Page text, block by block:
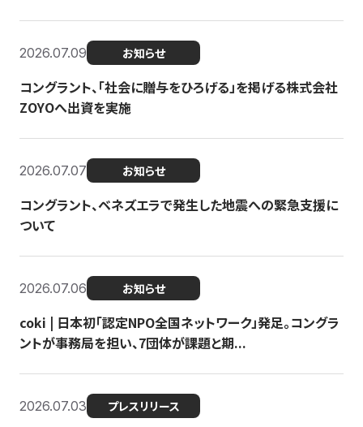
2026.07.09 お知らせ
コングラント、「社会に贈与をひろげる」を掲げる株式会社
ZOYOへ出資を実施
2026.07.07 お知らせ
コングラント、ベネズエラで発生した地震への緊急支援に
ついて
2026.07.06 お知らせ
coki | 日本初「認定NPO全国ネットワーク」発足。コングラ
ントが事務局を担い、7団体が課題と期...
2026.07.03 プレスリリース